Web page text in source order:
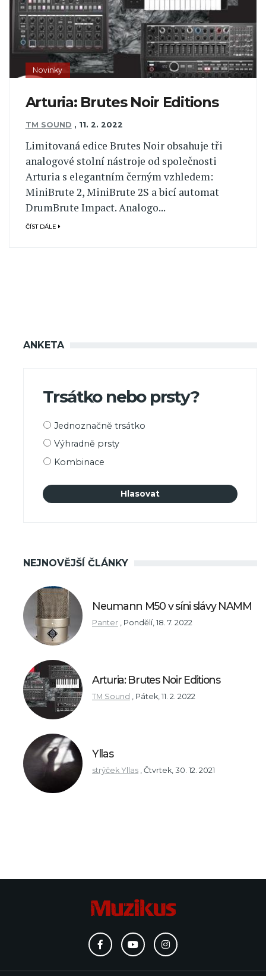
Novinky
Arturia: Brutes Noir Editions
TM SOUND , 11. 2. 2022
Limitovaná edice Brutes Noir obsahuje tři
analogové stolní nástroje od společnosti
Arturia s elegantním černým vzhledem:
MiniBrute 2, MiniBrute 2S a bicí automat
DrumBrute Impact. Analogo...
ČÍST DÁLE
ANKETA
Trsátko nebo prsty?
Možnosti
Jednoznačně trsátko
Výhradně prsty
Kombinace
NEJNOVĚJŠÍ ČLÁNKY
Neumann M50 v síni slávy NAMM
Panter Pondělí, 18. 7. 2022
Arturia: Brutes Noir Editions
TM Sound Pátek, 11. 2. 2022
Yllas
strýček Yllas Čtvrtek, 30. 12. 2021